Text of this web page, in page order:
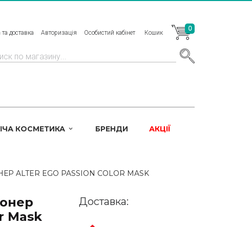
Кошик
0
доставка Авторизація Особистий кабінет
КОСМЕТИКА БРЕНДИ АКЦІЇ
EGO PASSION COLOR MASK
Mask
Доставка: